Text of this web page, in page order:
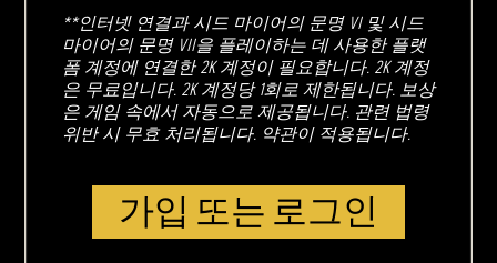
**인터넷 연결과 시드 마이어의 문명 VI 및 시드
마이어의 문명 VII을 플레이하는 데 사용한 플랫
폼 계정에 연결한 2K 계정이 필요합니다. 2K 계정
은 무료입니다. 2K 계정당 1회로 제한됩니다. 보상
은 게임 속에서 자동으로 제공됩니다. 관련 법령
위반 시 무효 처리됩니다. 약관이 적용됩니다.
가입 또는 로그인